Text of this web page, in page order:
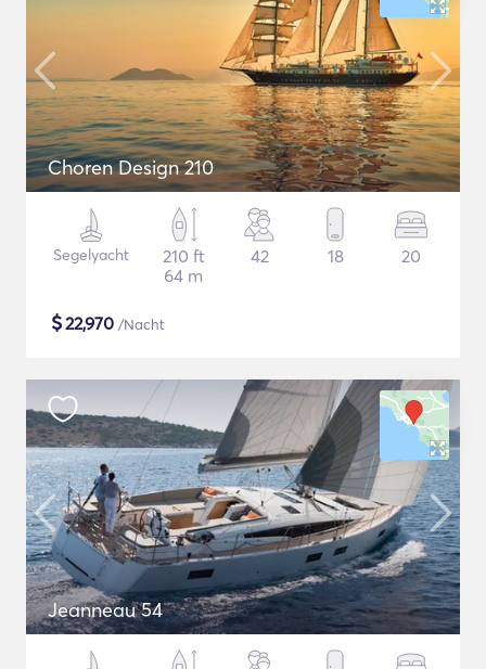
Choren Design 210
Segelyacht
210 ft
64 m
42 18 20
$22,970 /Nacht
Jeanneau 54